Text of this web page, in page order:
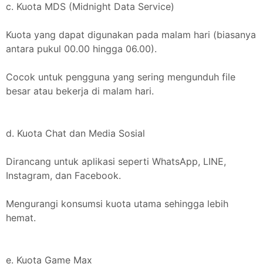
c. Kuota MDS (Midnight Data Service)
Kuota yang dapat digunakan pada malam hari (biasanya
antara pukul 00.00 hingga 06.00).
Cocok untuk pengguna yang sering mengunduh file
besar atau bekerja di malam hari.
d. Kuota Chat dan Media Sosial
Dirancang untuk aplikasi seperti WhatsApp, LINE,
Instagram, dan Facebook.
Mengurangi konsumsi kuota utama sehingga lebih
hemat.
e. Kuota Game Max